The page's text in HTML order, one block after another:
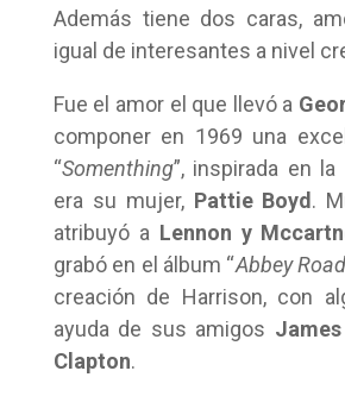
Además tiene dos caras,
igual de interesantes a nivel
Fue el amor el que llevó a
componer en 1969 una
“Somenthing”, inspirada en
era su mujer, Pattie Boyd .
atribuyó a Lennon y
grabó en el álbum “Abbey Road
creación de Harrison, con
ayuda de sus amigos
Clapton.